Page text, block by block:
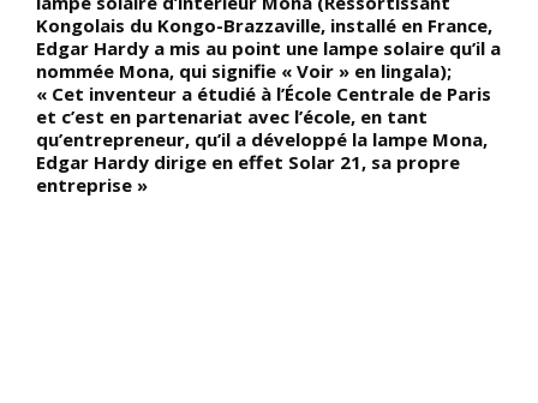
Kongolais du Kongo-Brazzaville, installé en France,
Edgar Hardy a mis au point une lampe solaire qu’il a
nommée Mona, qui signifie « Voir » en lingala);
« Cet inventeur a étudié à l’École Centrale de Paris
et c’est en partenariat avec l’école, en tant
qu’entrepreneur, qu’il a développé la lampe Mona,
Edgar Hardy dirige en effet Solar 21, sa propre
entreprise »